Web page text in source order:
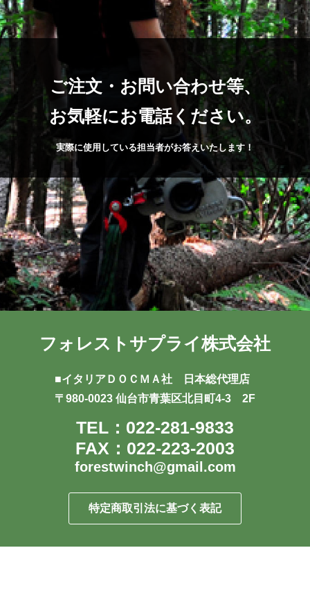
ご注文・お問い合わせ等、
お気軽にお電話ください。
実際に使用している担当者がお答えいたします！
フォレストサプライ株式会社
■イタリアＤＯＣＭＡ社 日本総代理店
〒980-0023 仙台市青葉区北目町4-3 2F
TEL：022-281-9833
FAX：022-223-2003
forestwinch@gmail.com
特定商取引法に基づく表記